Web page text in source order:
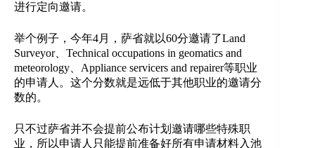
进行定向邀请。
举个例子，今年4月，萨省就以60分邀请了Land
Surveyor、Technical occupations in geomatics and
meteorology、Appliance servicers and repairer等职业
的申请人。这个分数就是远低于其他职业的邀请分
数的。
只不过萨省并不会提前公布计划邀请哪些特殊职
业，所以申请人只能提前准备好所有申请材料入池